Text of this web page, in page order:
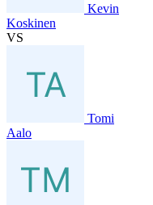
Kevin
Koskinen
VS
Tomi
Aalo